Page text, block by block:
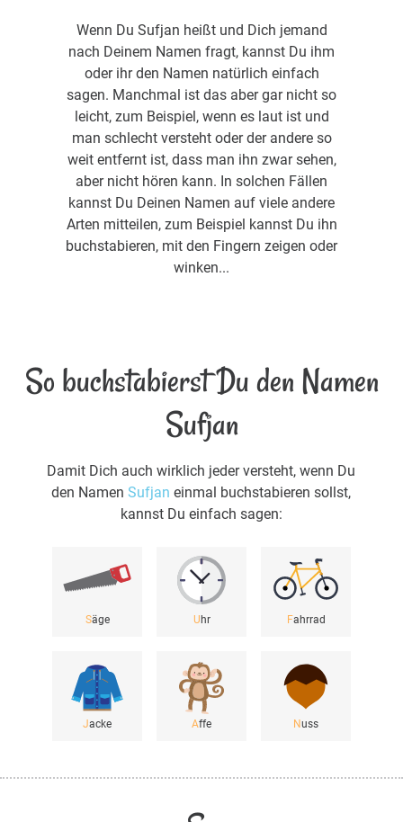
Wenn Du Sufjan heißt und Dich jemand
nach Deinem Namen fragt, kannst Du ihm
oder ihr den Namen natürlich einfach
sagen. Manchmal ist das aber gar nicht so
leicht, zum Beispiel, wenn es laut ist und
man schlecht versteht oder der andere so
weit entfernt ist, dass man ihn zwar sehen,
aber nicht hören kann. In solchen Fällen
kannst Du Deinen Namen auf viele andere
Arten mitteilen, zum Beispiel kannst Du ihn
buchstabieren, mit den Fingern zeigen oder
winken...
So buchstabierst Du den Namen
Sufjan
Damit Dich auch wirklich jeder versteht, wenn Du
den NamenSufjan einmal buchstabieren sollst,
kannst Du einfach sagen:
Säge Uhr Fahrrad
Jacke Affe Nuss